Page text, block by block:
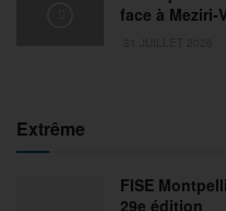
face à Meziri-
Extrême
FISE
29e édition